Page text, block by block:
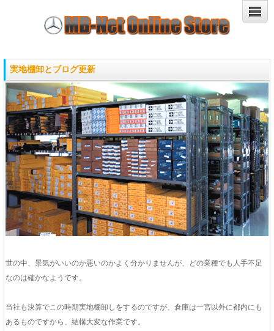
実地棚卸とブログ更新
世の中、景気がいいのか悪いのかよく分かりませんが、どの業種でも人手不足
なのは確かなようです。
当社も決算でこの時期実地棚卸しをするのですが、倉庫は一宮以外に都内にも
あるものですから、結構大変な作業です。